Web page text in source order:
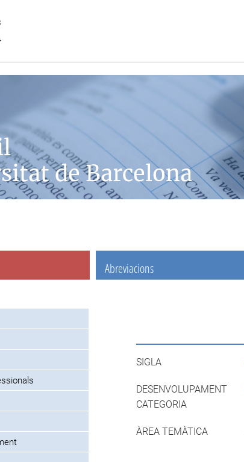
de Barcelona
Abreviacions
SIGLA
DESENVOLUPAMENT
CATEGORIA
ÀREA TEMÀTICA